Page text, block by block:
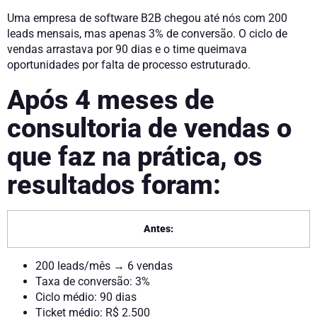
Uma empresa de software B2B chegou até nós com 200
leads mensais, mas apenas 3% de conversão. O ciclo de
vendas arrastava por 90 dias e o time queimava
oportunidades por falta de processo estruturado.
Após 4 meses de
consultoria de vendas o
que faz na prática, os
resultados foram:
Antes:
200 leads/mês → 6 vendas
Taxa de conversão: 3%
Ciclo médio: 90 dias
Ticket médio: R$ 2.500